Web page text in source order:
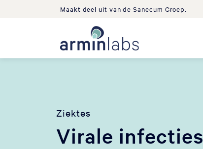
Maakt deel uit van de Sanecum Groep.
Ziektes
Virale infecties